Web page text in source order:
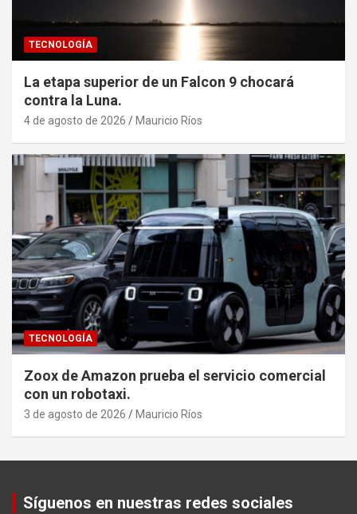
TECNOLOGÍA
La etapa superior de un Falcon 9 chocará
contra la Luna.
4 de agosto de 2026 Mauricio Ríos
TECNOLOGÍA
Zoox de Amazon prueba el servicio comercial
con un robotaxi.
3 de agosto de 2026 Mauricio Ríos
Síguenos en nuestras redes sociales